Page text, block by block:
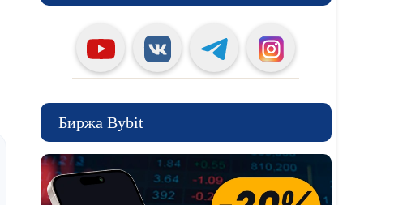
Биржа Bybit